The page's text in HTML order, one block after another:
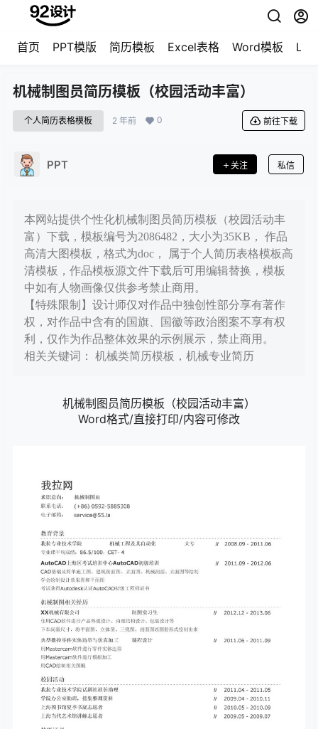
首页 PPT模版 简历模板 Excel表格 Word模板
机械制图员简历模板（校园活动丰富）
个人简历表格模板 2 年前 0 前往下载
PPT 关注 私信
本网站提供个性化机械制图员简历模板（校园活动丰
富）下载，模板编号为2086482，大小为35KB， 作品
高清大图模板，格式为doc， 属于个人简历表格模板高
清模板，作品模板源文件下载后可用编辑替换，模板
中如有人物画像仅供参考禁止商用。
【特殊限制】设计师仅对作品中独创性部分享有著作
权，对作品中含有的国旗、国徽等政治图案不享有权
利，仅作为作品整体效果的示例展示，禁止商用。
相关关键词： 机械类简历模板，机械专业简历
机械制图员简历模板（校园活动丰富）
Word格式/直接打印/内容可修改